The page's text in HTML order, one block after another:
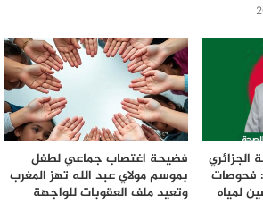
الجزائري
فحوصات
لمياه
فضيحة اغتصاب جماعي لطفل
بموسم مولاي عبد الله تهز المغرب
وتعيد ملف العقوبات للواجهة